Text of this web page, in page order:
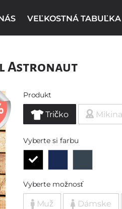
VEĽKOSTNÁ TABUĽKA
Astronaut
Produkt
Tričko
Vyberte si farbu
Vyberte možnosť
Muž Dámske